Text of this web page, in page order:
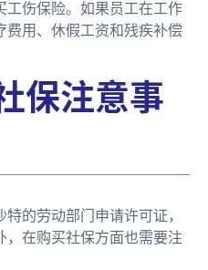
工伤保险。如果员工在工作
费用、休假工资和残疾补偿
保注意事
的劳动部门申请许可证，
在购买社保方面也需要注